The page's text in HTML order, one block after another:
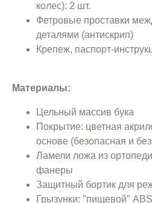
колес): 2 шт.
Фетровые проставки
деталями (антискрип)
Крепеж, паспорт-
Материалы:
Цельный массив бука
Покрытие: цветная
основе (безопасная и
Ламели ложа из
фанеры
Защитный бортик для
Грызунки: "пищевой"